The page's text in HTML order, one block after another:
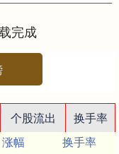
完成
个股流出
换手率
涨幅
换手率